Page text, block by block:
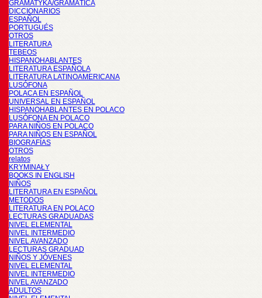
GRAMATYKA/GRAMÁTICA
DICCIONARIOS
ESPAÑOL
PORTUGUÉS
OTROS
LITERATURA
TEBEOS
HISPANOHABLANTES
LITERATURA ESPAÑOLA
LITERATURA LATINOAMERICANA
LUSÓFONA
POLACA EN ESPAÑOL
UNIVERSAL EN ESPAÑOL
HISPANOHABLANTES EN POLACO
LUSÓFONA EN POLACO
PARA NIÑOS EN POLACO
PARA NIÑOS EN ESPAÑOL
BIOGRAFÍAS
OTROS
relatos
KRYMINAŁY
BOOKS IN ENGLISH
NIÑOS
LITERATURA EN ESPAÑOL
METODOS
LITERATURA EN POLACO
LECTURAS GRADUADAS
NIVEL ELEMENTAL
NIVEL INTERMEDIO
NIVEL AVANZADO
LECTURAS GRADUAD
NIÑOS Y JÓVENES
NIVEL ELEMENTAL
NIVEL INTERMEDIO
NIVEL AVANZADO
ADULTOS